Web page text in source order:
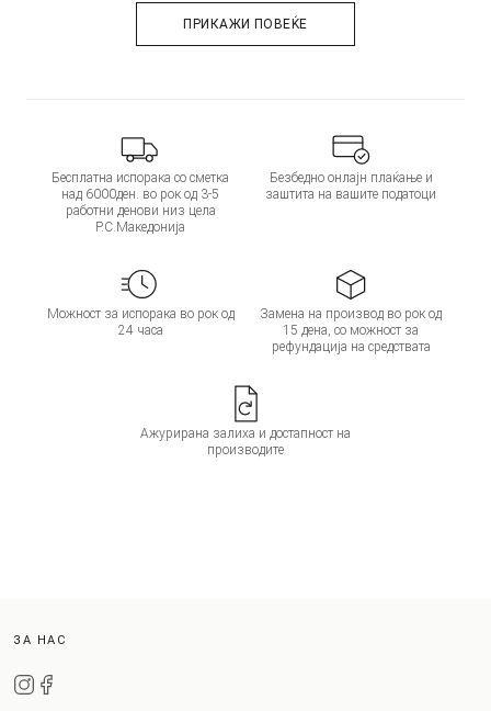
ПРИКАЖИ ПОВЕЌЕ
Бесплатна испорака со сметка
над 6000ден. во рок од 3-5
работни денови низ цела
Р.С.Македонија
Безбедно онлајн плаќање и
заштита на вашите податоци
Можност за испорака во рок од
24 часа
Замена на производ во рок од
15 дена, со можност за
рефундација на средствата
Ажурирана залиха и достапност на
производите
ЗА НАС